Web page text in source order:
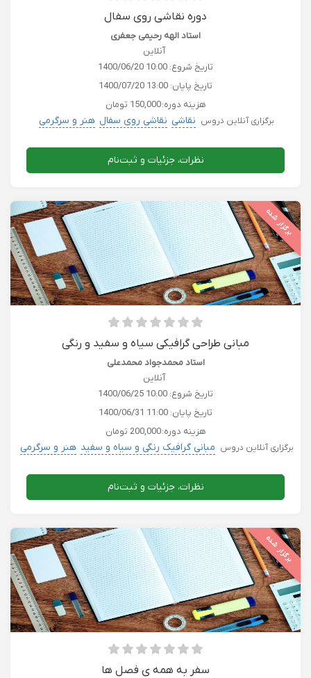
دوره نقاشی روی سفال
استاد الهه رحیمی جعفری
آنلاین
تاریخ شروع: 1400/06/20 10:00
تاریخ پایان: 1400/07/20 13:00
هزینه دوره:150,000 تومان
برگزاری آنلاین دروس نقاشی نقاشی روی سفال هنر و سرگرمی
نظرات، جزئیات و ثبت‌نام
برگزار شده
مبانی طراحی گرافیکی سیاه و سفید و رنگی
استاد محمدجواد محمدعلی
آنلاین
تاریخ شروع: 1400/06/25 10:00
تاریخ پایان: 1400/06/31 11:00
هزینه دوره:200,000 تومان
برگزاری آنلاین دروس مبانی گرافیک رنگی و سیاه و سفید هنر و سرگرمی
نظرات، جزئیات و ثبت‌نام
برگزار شده
سفر به همه ی فصل ها